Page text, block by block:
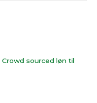
Crowd sourced løn til